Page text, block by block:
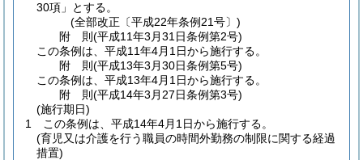
30項」とする。
(全部改正〔平成22年条例21号〕)
附 則(平成11年3月31日条例第2号)
この条例は、平成11年4月1日から施行する。
附 則(平成13年3月30日条例第5号)
この条例は、平成13年4月1日から施行する。
附 則(平成14年3月27日条例第3号)
(施行期日)
1
この条例は、平成14年4月1日から施行する。
(育児又は介護を行う職員の時間外勤務の制限に関する経過
措置)